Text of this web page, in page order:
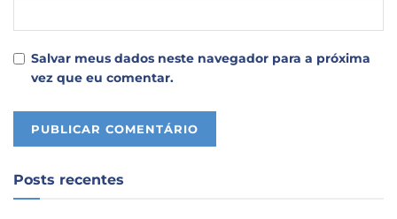
Salvar meus dados neste navegador para a próxima
vez que eu comentar.
Posts recentes